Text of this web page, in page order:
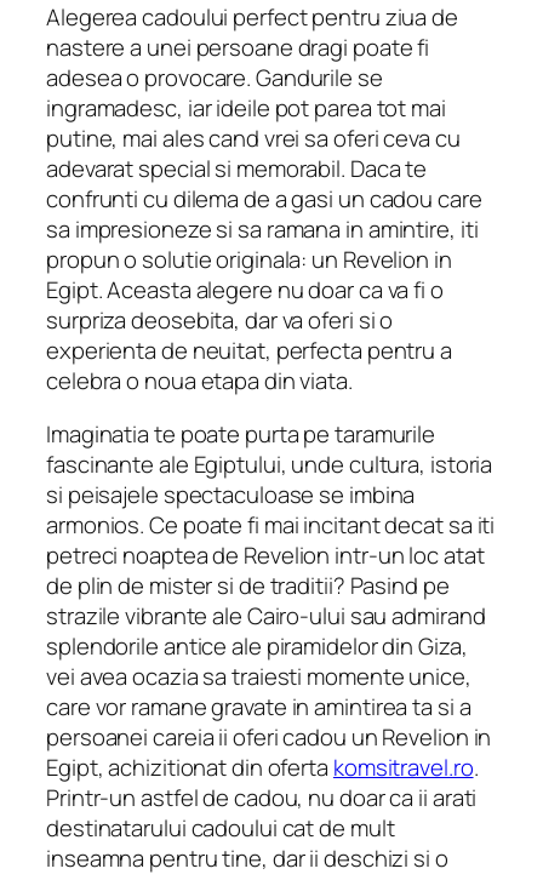
Alegerea cadoului perfect pentru ziua de
nastere a unei persoane dragi poate fi
adesea o provocare. Gandurile se
ingramadesc, iar ideile pot parea tot mai
putine, mai ales cand vrei sa oferi ceva cu
adevarat special si memorabil. Daca te
confrunti cu dilema de a gasi un cadou care
sa impresioneze si sa ramana in amintire, iti
propun o solutie originala: un Revelion in
Egipt. Aceasta alegere nu doar ca va fi o
surpriza deosebita, dar va oferi si o
experienta de neuitat, perfecta pentru a
celebra o noua etapa din viata.
Imaginatia te poate purta pe taramurile
fascinante ale Egiptului, unde cultura, istoria
si peisajele spectaculoase se imbina
armonios. Ce poate fi mai incitant decat sa iti
petreci noaptea de Revelion intr-un loc atat
de plin de mister si de traditii? Pasind pe
strazile vibrante ale Cairo-ului sau admirand
splendorile antice ale piramidelor din Giza,
vei avea ocazia sa traiesti momente unice,
care vor ramane gravate in amintirea ta si a
persoanei careia ii oferi cadou un Revelion in
Egipt, achizitionat din oferta komsitravel.ro.
Printr-un astfel de cadou, nu doar ca ii arati
destinatarului cadoului cat de mult
inseamna pentru tine, dar ii deschizi si o